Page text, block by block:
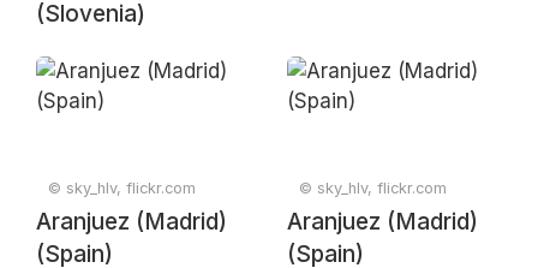
(Slovenia)
© sky_hlv, flickr.com
Aranjuez (Madrid)
(Spain)
© sky_hlv, flickr.com
Aranjuez (Madrid)
(Spain)